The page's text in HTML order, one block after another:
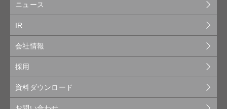
ニュース
IR
会社情報
採用
資料ダウンロード